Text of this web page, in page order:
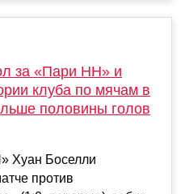
за «Пари НН» и
клуба по мячам в
половины голов
Хуан Боселли
против